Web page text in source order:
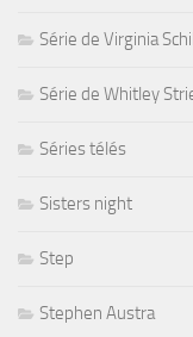
Série de Virginia
Série de Whitley
Séries télés
Sisters night
Step
Stephen Austra